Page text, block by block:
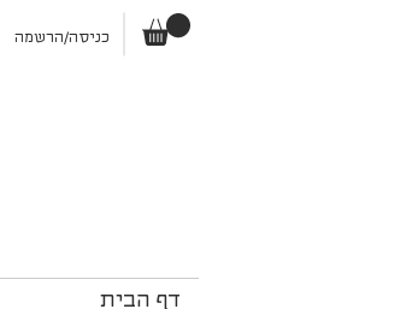
כניסה/הרשמה
דף הבית